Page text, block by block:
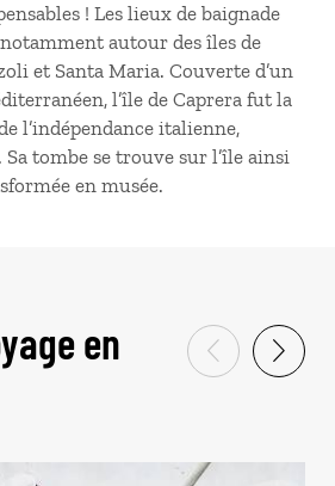
! Les lieux de baignade
autour des îles de
et Santa Maria. Couverte d’un
l’île de Caprera fut la
l’indépendance italienne,
tombe se trouve sur l’île ainsi
en musée.
en